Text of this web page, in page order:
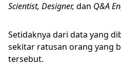
Scientist, Designer, dan Q&A
Setidaknya dari data yang
sekitar ratusan orang yang
tersebut.